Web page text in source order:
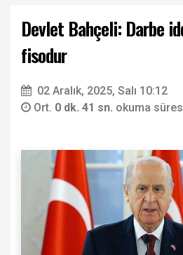
Devlet Bahçeli: Darbe
fisodur
02 Aralık, 2025, Salı 10:12
Ort. 0 dk. 41 sn. okuma